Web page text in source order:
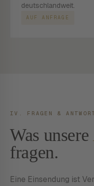
deutschlandweit.
AUF ANFRAGE
IV. FRAGEN &
Was unsere
fragen.
Eine Einsendung ist